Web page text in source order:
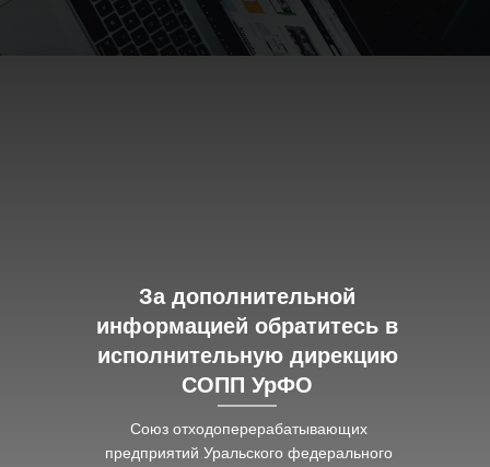
За дополнительной
информацией обратитесь в
исполнительную дирекцию
СОПП УрФО
Союз отходоперерабатывающих
предприятий Уральского федерального